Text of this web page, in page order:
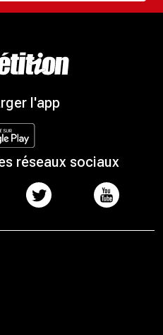
l'app
réseaux sociaux